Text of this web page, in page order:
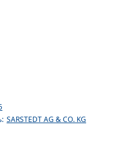
SARSTEDT AG & CO. KG